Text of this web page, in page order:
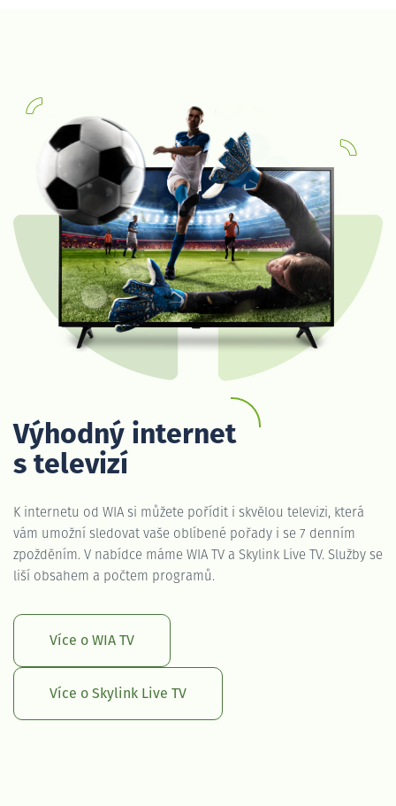
Výhodný internet
s televizí
K internetu od WIA si můžete pořídit i skvělou televizi, která
vám umožní sledovat vaše oblíbené pořady i se 7 denním
zpožděním. V nabídce máme WIA TV a Skylink Live TV. Služby se
liší obsahem a počtem programů.
Více o WIA TV
Více o Skylink Live TV